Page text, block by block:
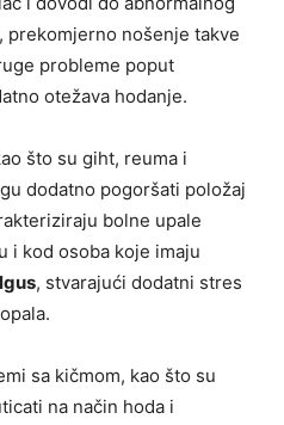
prekomjerno nošenje takve
probleme poput
otežava hodanje.
što su giht, reuma i
dodatno pogoršati položaj
bolne upale
i kod osoba koje imaju
, stvarajući dodatni stres
sa kičmom, kao što su
na način hoda i